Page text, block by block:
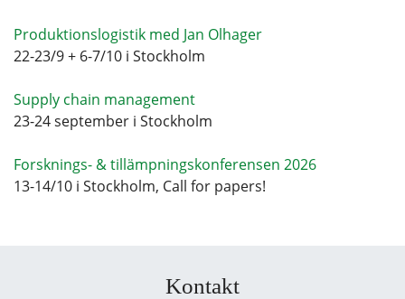
Produktionslogistik med Jan Olhager
22-23/9 + 6-7/10 i Stockholm
Supply chain management
23-24 september i Stockholm
Forsknings- & tillämpningskonferensen 2026
13-14/10 i Stockholm, Call for papers!
Kontakt